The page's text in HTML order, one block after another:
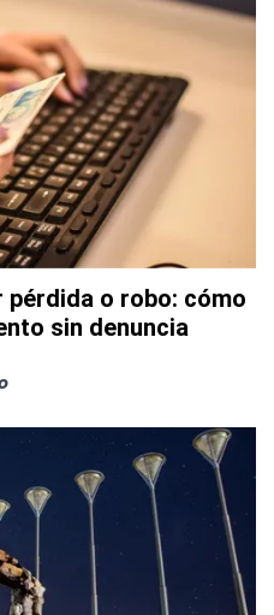
pérdida o robo: cómo
sin denuncia